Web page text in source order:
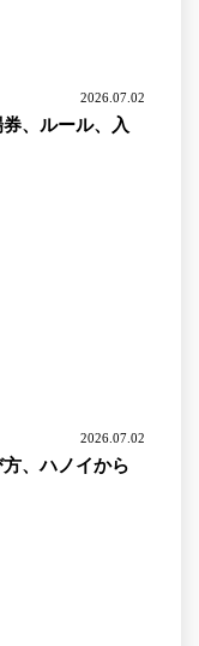
2026.07.02
、ルール、入
2026.07.02
、ハノイから